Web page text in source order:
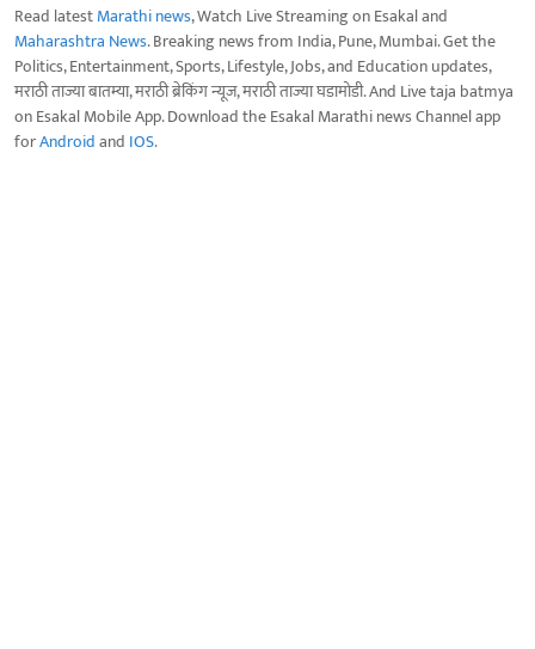
Read latestMarathi news, Watch Live Streaming on Esakal and
Maharashtra News. Breaking news from India, Pune, Mumbai. Get the
Politics, Entertainment, Sports, Lifestyle, Jobs, and Education updates,
मराठी ताज्या बातम्या, मराठी ब्रेकिंग न्यूज, मराठी ताज्या घडामोडी. And Live taja batmya
on Esakal Mobile App. Download the Esakal Marathi news Channel app
forAndroidand IOS.